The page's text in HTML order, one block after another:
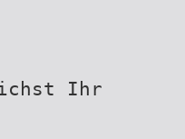
Ihr